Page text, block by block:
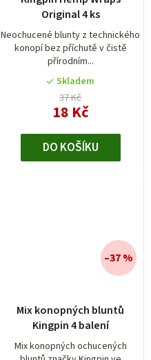
Original 4 ks
Neochucené blunty z technického
konopí bez příchutě v čistě
přírodním...
hodnocení
produktu
je
5,0
z
5
hvězdiček.
Skladem
37 Kč
18 Kč
DO KOŠÍKU
Mix konopných bluntů
Kingpin 4 balení
Mix konopných ochucených
hodnocení
produktu
je
–37 %